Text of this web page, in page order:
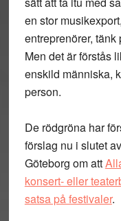
en stor
entreprenörer, tänk
Men det är förstås
enskild människa,
person.
De rödgröna har
förslag nu i slutet
Göteborg om att
konsert- eller
satsa på festivaler.